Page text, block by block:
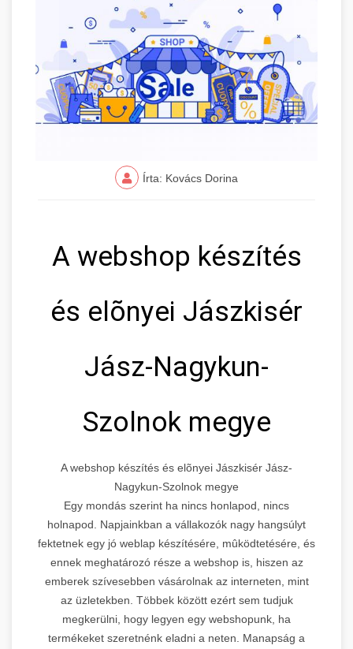
Írta: Kovács Dorina
A webshop készítés
és elõnyei Jászkisér
Jász-Nagykun-
Szolnok megye
A webshop készítés és elõnyei Jászkisér Jász-
Nagykun-Szolnok megye
Egy mondás szerint ha nincs honlapod, nincs
holnapod. Napjainkban a vállakozók nagy hangsúlyt
fektetnek egy jó weblap készítésére, mûködtetésére, és
ennek meghatározó része a webshop is, hiszen az
emberek szívesebben vásárolnak az interneten, mint
az üzletekben. Többek között ezért sem tudjuk
megkerülni, hogy legyen egy webshopunk, ha
termékeket szeretnénk eladni a neten. Manapság a